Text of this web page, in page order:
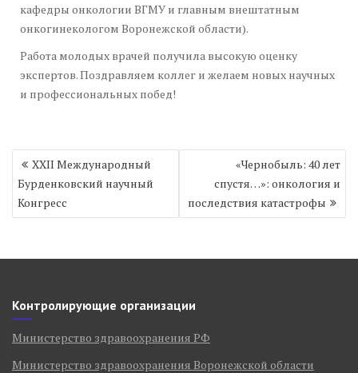
кафедры онкологии ВГМУ и главным внештатным
онкогинекологом Воронежской области).
Работа молодых врачей получила высокую оценку
экспертов. Поздравляем коллег и желаем новых научных
и профессиональных побед!
Навигация
по
записям
XXII Международный
Бурденковский научный
Конгресс
«Чернобыль: 40 лет
спустя…»: онкология и
последствия катастрофы
Контролирующие организации
Министерство здравоохранения РФ
Министерство здравоохранения Воронежской области